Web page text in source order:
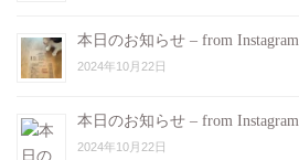
本日のお知らせ – from Instagram
2024年10月22日
本日のお知らせ – from Instagram
2024年10月22日